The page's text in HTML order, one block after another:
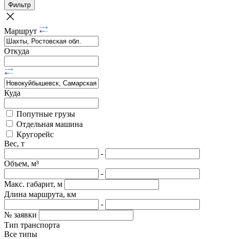
Фильтр
Маршрут
Откуда
Куда
Попутные грузы
Отдельная машина
Кругорейс
Вес, т
-
Объем, м³
-
Макс. габарит, м
Длина маршрута, км
-
№ заявки
Тип транспорта
Все типы